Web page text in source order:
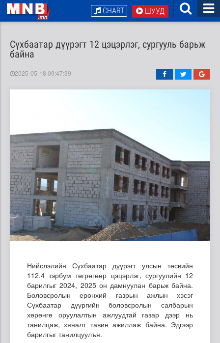
ШУУД
CHART
Сүхбаатар дүүрэгт 12 цэцэрлэг, сургууль барьж
байна
2025-05-18 09:47:39
Нийслэлийн Сүхбаатар дүүрэгт улсын төсвийн
112.4 тэрбум төгрөгөөр цэцэрлэг, сургуулийн 12
барилгыг 2024, 2025 он дамнуулан барьж байна.
Боловсролын ерөнхий газрын ажлын хэсэг
Сүхбаатар дүүргийн боловсролын салбарын
хөрөнгө оруулалтын ажлуудтай газар дээр нь
танилцаж, хяналт тавин ажиллаж байна. Эдгээр
барилгыг танилцуулъя.